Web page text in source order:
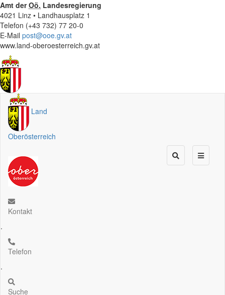
Amt derOö. Landesregierung
4021 Linz • Landhausplatz 1
Telefon (+43 732) 77 20-0
E-Mail post@ooe.gv.at
www.land-oberoesterreich.gv.at
Land
Oberösterreich
Kontakt
.
Telefon
.
Suche